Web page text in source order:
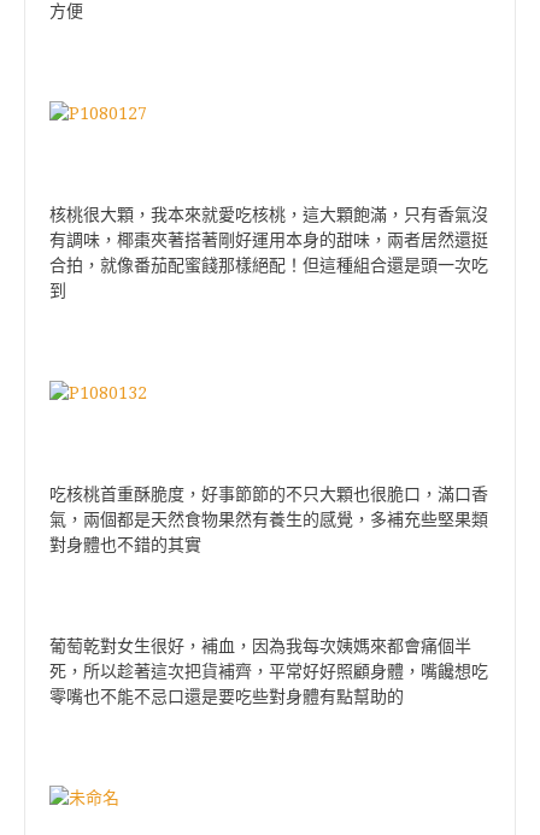
方便
核桃很大顆，我本來就愛吃核桃，這大顆飽滿，只有香氣沒
有調味，椰棗夾著搭著剛好運用本身的甜味，兩者居然還挺
合拍，就像番茄配蜜餞那樣絕配！但這種組合還是頭一次吃
到
吃核桃首重酥脆度，好事節節的不只大顆也很脆口，滿口香
氣，兩個都是天然食物果然有養生的感覺，多補充些堅果類
對身體也不錯的其實
葡萄乾對女生很好，補血，因為我每次姨媽來都會痛個半
死，所以趁著這次把貨補齊，平常好好照顧身體，嘴饞想吃
零嘴也不能不忌口還是要吃些對身體有點幫助的